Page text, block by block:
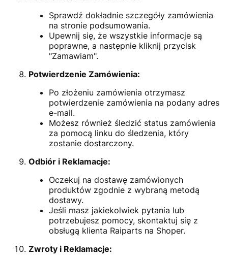
Sprawdź dokładnie szczegóły zamówienia
na stronie podsumowania.
Upewnij się, że wszystkie informacje są
poprawne, a następnie kliknij przycisk
"Zamawiam".
Potwierdzenie Zamówienia:
Po złożeniu zamówienia otrzymasz
potwierdzenie zamówienia na podany adres
e-mail.
Możesz również śledzić status zamówienia
za pomocą linku do śledzenia, który
zostanie dostarczony.
Odbiór i Reklamacje:
Oczekuj na dostawę zamówionych
produktów zgodnie z wybraną metodą
dostawy.
Jeśli masz jakiekolwiek pytania lub
potrzebujesz pomocy, skontaktuj się z
obsługą klienta Raiparts na Shoper.
Zwroty i Reklamacje: